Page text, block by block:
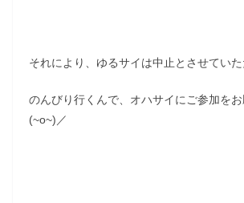
それにより、ゆるサイは中止とさせていた
のんびり行くんで、オハサイにご参加をお
(~o~)／